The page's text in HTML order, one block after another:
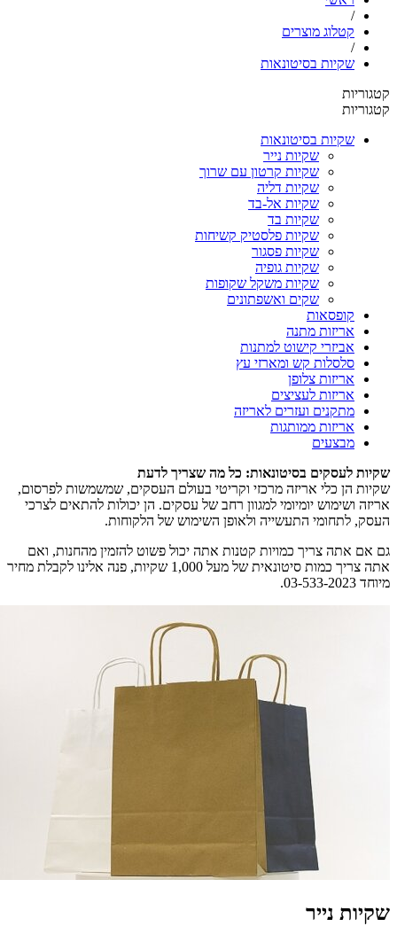
/
קטלוג מוצרים
/
שקיות בסיטונאות
שקיות בסיטונאות
שקיות נייר
שקיות קרטון עם שרוך
שקיות דליה
שקיות אל-בד
שקיות בד
שקיות פלסטיק קשיחות
שקיות פסגור
שקיות גופיה
שקיות משקל שקופות
שקים ואשפתונים
קופסאות
אריזות מתנה
אביזרי קישוט למתנות
סלסלות קש ומארזי עץ
אריזות צלופן
אריזות לעציצים
מתקנים ועזרים לאריזה
אריזות ממותגות
מבצעים
לעסקים בסיטונאות: כל מה שצריך לדעת
הן כלי אריזה מרכזי וקריטי בעולם העסקים, שמשמשות לפרסום,
ושימוש יומיומי למגוון רחב של עסקים. הן יכולות להתאים לצרכי
לתחומי התעשייה ולאופן השימוש של הלקוחות.
אם אתה צריך כמויות קטנות אתה יכול פשוט להזמין מהחנות, ואם
אתה צריך כמות סיטונאית של מעל 1,000 שקיות, פנה אלינו לקבלת מחיר
03-533-2023.
נייר